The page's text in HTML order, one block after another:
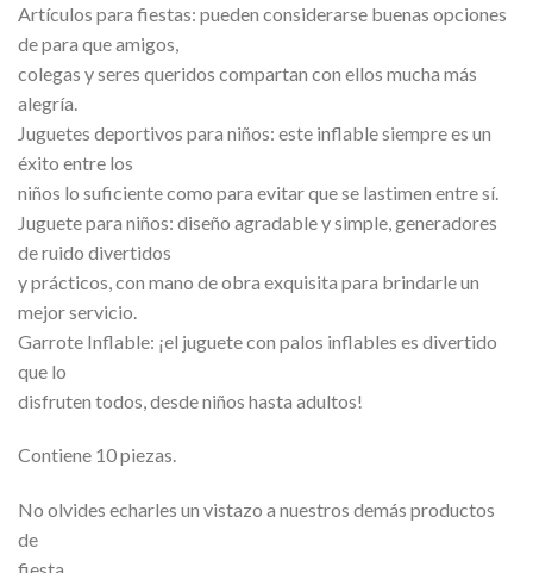
Artículos para fiestas: pueden considerarse buenas opciones
de para que amigos,
colegas y seres queridos compartan con ellos mucha más
alegría.
Juguetes deportivos para niños: este inflable siempre es un
éxito entre los
niños lo suficiente como para evitar que se lastimen entre sí.
Juguete para niños: diseño agradable y simple, generadores
de ruido divertidos
y prácticos, con mano de obra exquisita para brindarle un
mejor servicio.
Garrote Inflable: ¡el juguete con palos inflables es divertido
que lo
disfruten todos, desde niños hasta adultos!
Contiene 10 piezas.
No olvides echarles un vistazo a nuestros demás productos
de